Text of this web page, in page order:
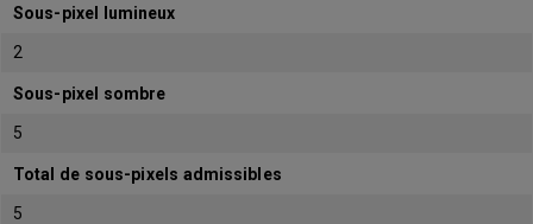
Sous-pixel lumineux
2
Sous-pixel sombre
5
Total de sous-pixels admissibles
5